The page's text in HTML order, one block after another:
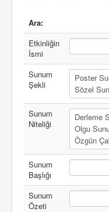
Ara:
Etkinliğin
İsmi
Sunum
Şekli
Sunum
Niteliği
Sunum
Başlığı
Sunum
Özeti